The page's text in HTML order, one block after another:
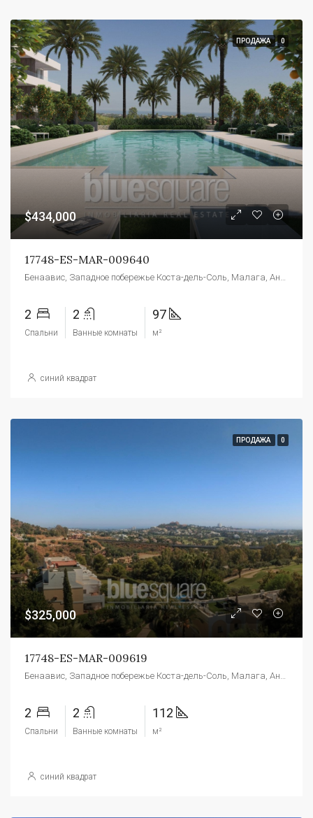
ПРОДАЖА 0
$434,000
17748-ES-MAR-009640
2
Спальни
2
Ванные комнаты
97
м²
синий квадрат
ПРОДАЖА 0
$325,000
17748-ES-MAR-009619
Бенаавис, Западное побережье Коста-дель-Соль, Малага, Андалусия, 29679, Испания
2
Спальни
2
Ванные комнаты
112
м²
синий квадрат